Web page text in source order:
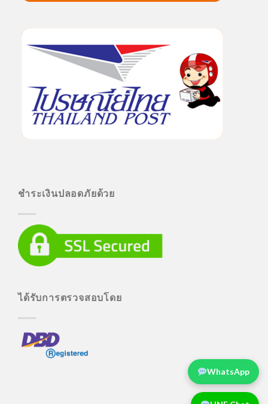
ชำระเงินปลอดภัยด้วย
ได้รับการตรวจสอบโดย
WhatsApp